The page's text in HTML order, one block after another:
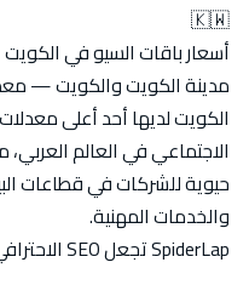
🇰🇼
أسعار باقات السيو في الكويت
مدينة الكويت والكويت —
الكويت لديها أحد أعلى
الاجتماعي في العالم
حيوية للشركات في قطاعات
والخدمات المهنية.
SpiderLap تجعل SEO الاحترافي متاحاً بدون تنازلات.